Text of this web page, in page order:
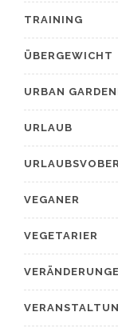
TRAINING
ÜBERGEWICHT
URBAN
URLAUB
VEGANER
VEGETARIER